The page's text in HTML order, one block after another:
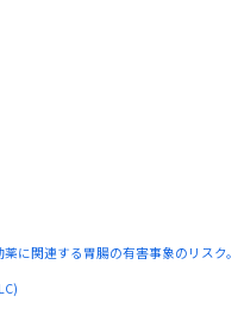
に関連する胃腸の有害事象のリスク。